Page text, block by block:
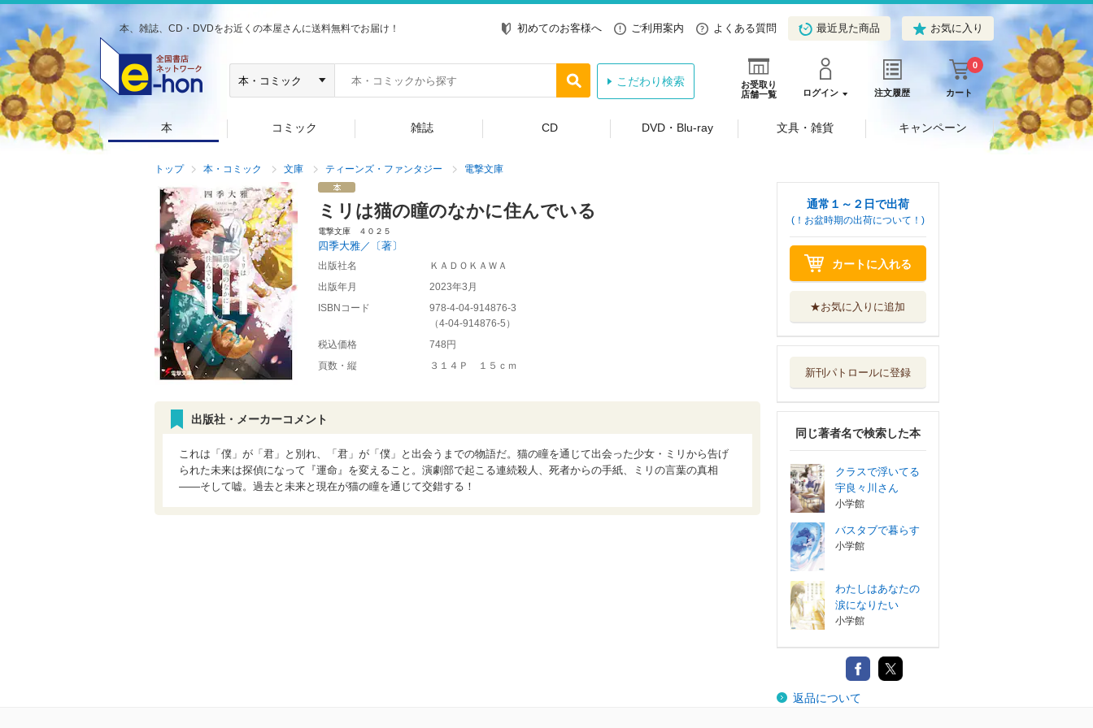
本、雑誌、CD・DVDをお近くの本屋さんに送料無料でお届け！ 初めてのお客様へ ご利用案内 よくある質問 最近見た商品 お気に入り
お受取り
店舗一覧
ログイン 注文履歴 カート
0
こだわり検索
本 コミック 雑誌 CD DVD・Blu-ray 文具・雑貨 キャンペーン
トップ 本・コミック 文庫 ティーンズ・ファンタジー 電撃文庫
ミリは猫の瞳のなかに住んでいる
電撃文庫 ４０２５
四季大雅／〔著〕
出版社名
ＫＡＤＯＫＡＷＡ
出版年月
2023年3月
ISBNコード
978-4-04-914876-3
（4-04-914876-5 ）
税込価格
748円
頁数・縦
３１４Ｐ １５ｃｍ
出版社・メーカーコメント
これは「僕」が「君」と別れ、「君」が「僕」と出会うまでの物語だ。猫の瞳を通じて出会った少女・ミリから告げ
られた未来は探偵になって『運命』を変えること。演劇部で起こる連続殺人、死者からの手紙、ミリの言葉の真相
――そして嘘。過去と未来と現在が猫の瞳を通じて交錯する！
通常１～２日で出荷
(！お盆時期の出荷について！)
カートに入れる
★お気に入りに追加
新刊パトロールに登録
同じ著者名で検索した本
クラスで浮いてる
宇良々川さん
小学館
バスタブで暮らす
小学館
わたしはあなたの
涙になりたい
小学館
返品について